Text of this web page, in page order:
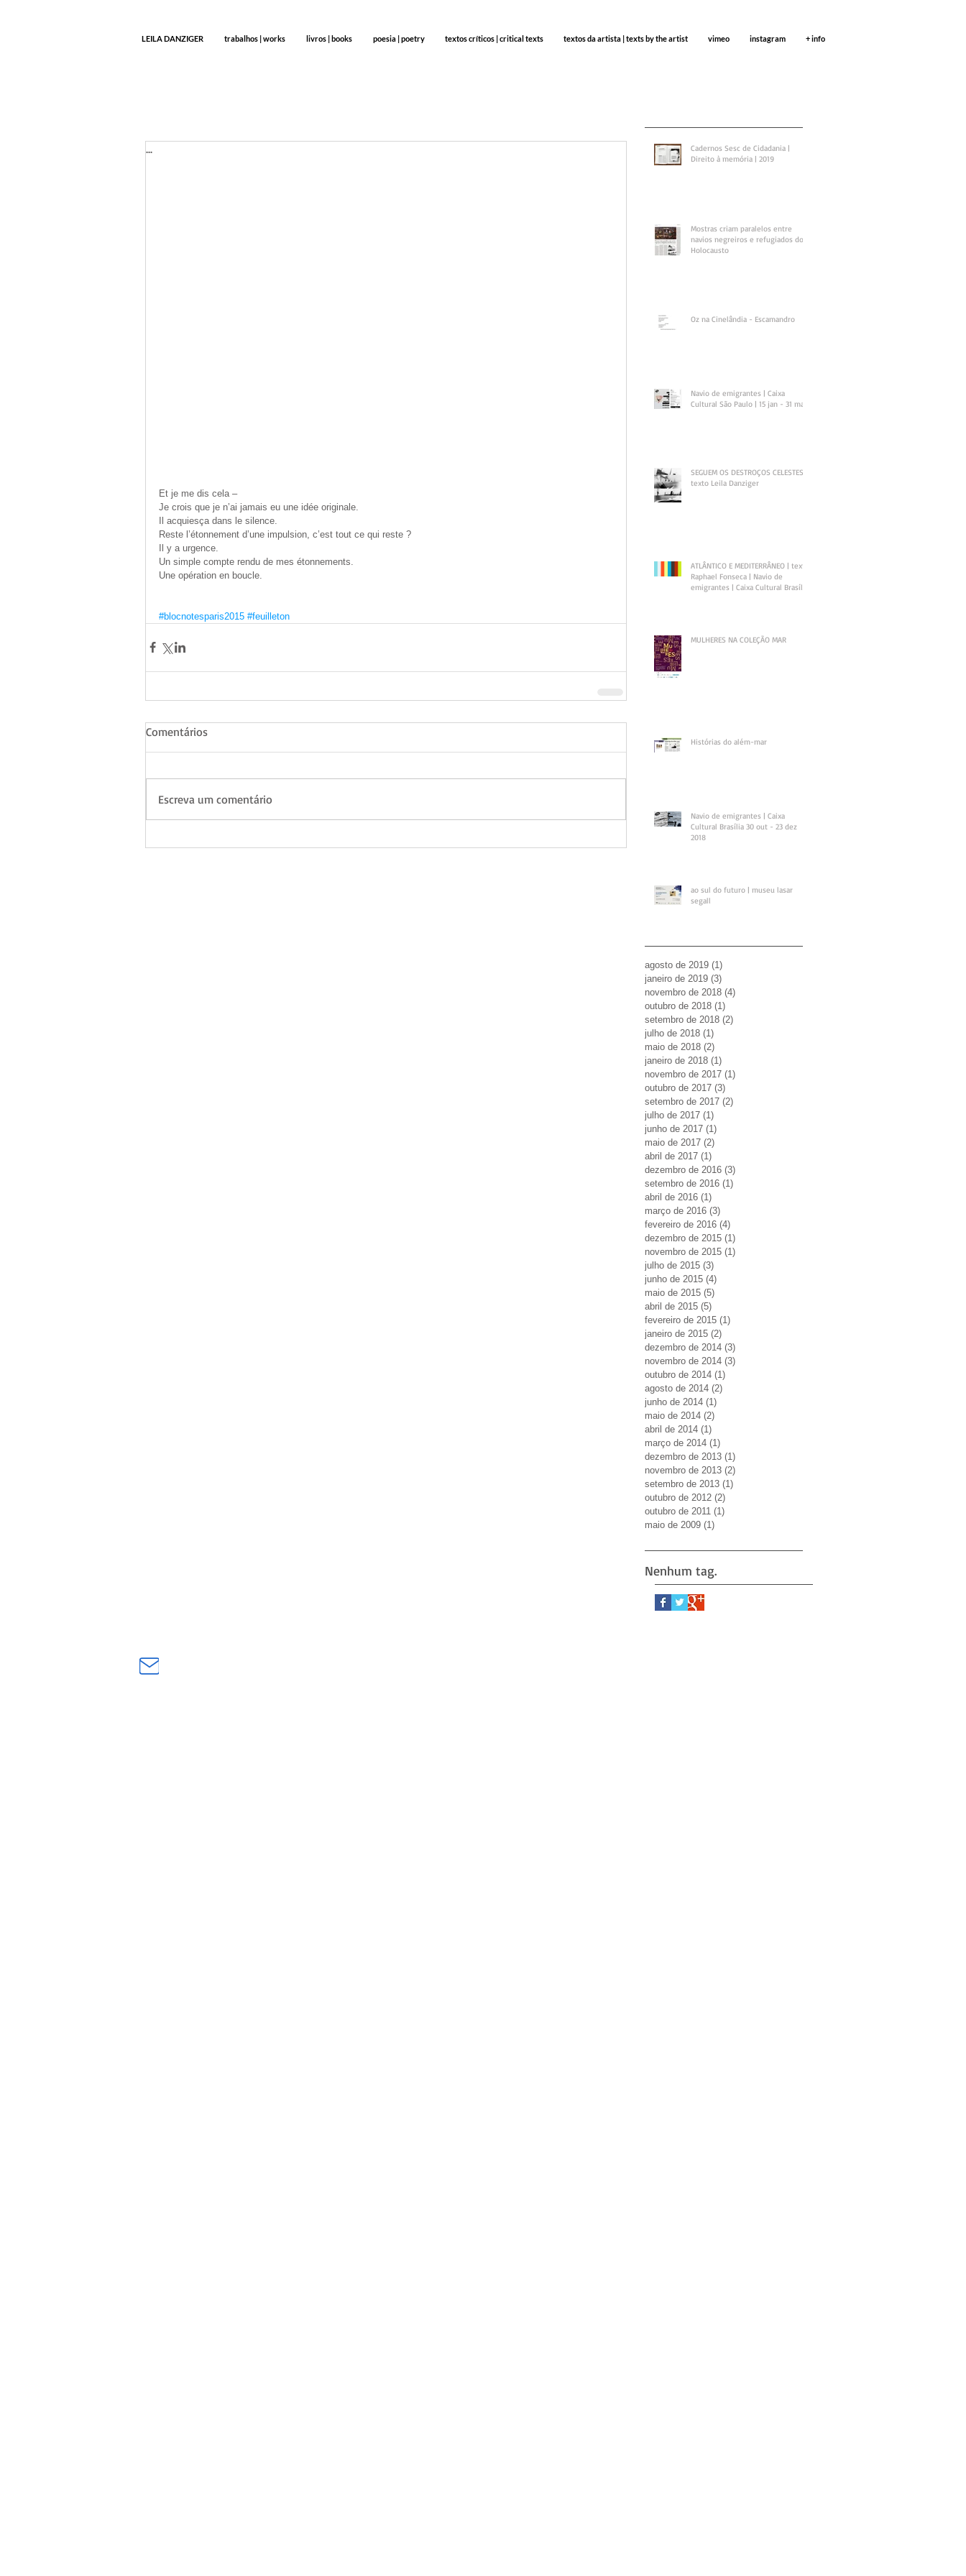
LEILA DANZIGER trabalhos | works livros | books poesia | poetry textos críticos | critical texts textos da artista | texts by the artist vimeo instagram + info
...
Et je me dis cela –
Je crois que je n’ai jamais eu une idée originale.
Il acquiesça dans le silence.
Reste l’étonnement d’une impulsion, c’est tout ce qui reste ?
Il y a urgence.
Un simple compte rendu de mes étonnements.
Une opération en boucle.
#blocnotesparis2015 #feuilleton
Comentários
Escreva um comentário
Cadernos Sesc de Cidadania |
Direito à memória | 2019
Mostras criam paralelos entre
navios negreiros e refugiados do
Holocausto
Oz na Cinelândia - Escamandro
Navio de emigrantes | Caixa
Cultural São Paulo | 15 jan - 31 mar
SEGUEM OS DESTROÇOS CELESTES |
texto Leila Danziger
ATLÂNTICO E MEDITERRÂNEO | texto
Raphael Fonseca | Navio de
emigrantes | Caixa Cultural Brasília
MULHERES NA COLEÇÃO MAR
Histórias do além-mar
Navio de emigrantes | Caixa
Cultural Brasília 30 out - 23 dez
2018
ao sul do futuro | museu lasar
segall
agosto de 2019 (1)
janeiro de 2019 (3)
novembro de 2018 (4)
outubro de 2018 (1)
setembro de 2018 (2)
julho de 2018 (1)
maio de 2018 (2)
janeiro de 2018 (1)
novembro de 2017 (1)
outubro de 2017 (3)
setembro de 2017 (2)
julho de 2017 (1)
junho de 2017 (1)
maio de 2017 (2)
abril de 2017 (1)
dezembro de 2016 (3)
setembro de 2016 (1)
abril de 2016 (1)
março de 2016 (3)
fevereiro de 2016 (4)
dezembro de 2015 (1)
novembro de 2015 (1)
julho de 2015 (3)
junho de 2015 (4)
maio de 2015 (5)
abril de 2015 (5)
fevereiro de 2015 (1)
janeiro de 2015 (2)
dezembro de 2014 (3)
novembro de 2014 (3)
outubro de 2014 (1)
agosto de 2014 (2)
junho de 2014 (1)
maio de 2014 (2)
abril de 2014 (1)
março de 2014 (1)
dezembro de 2013 (1)
novembro de 2013 (2)
setembro de 2013 (1)
outubro de 2012 (2)
outubro de 2011 (1)
maio de 2009 (1)
Nenhum tag.